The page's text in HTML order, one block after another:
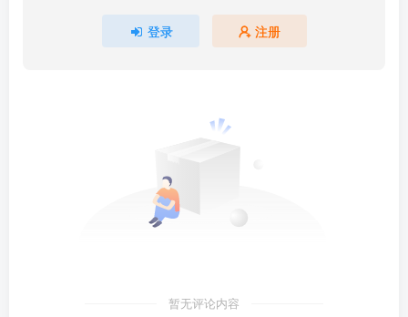
登录 注册
暂无评论内容